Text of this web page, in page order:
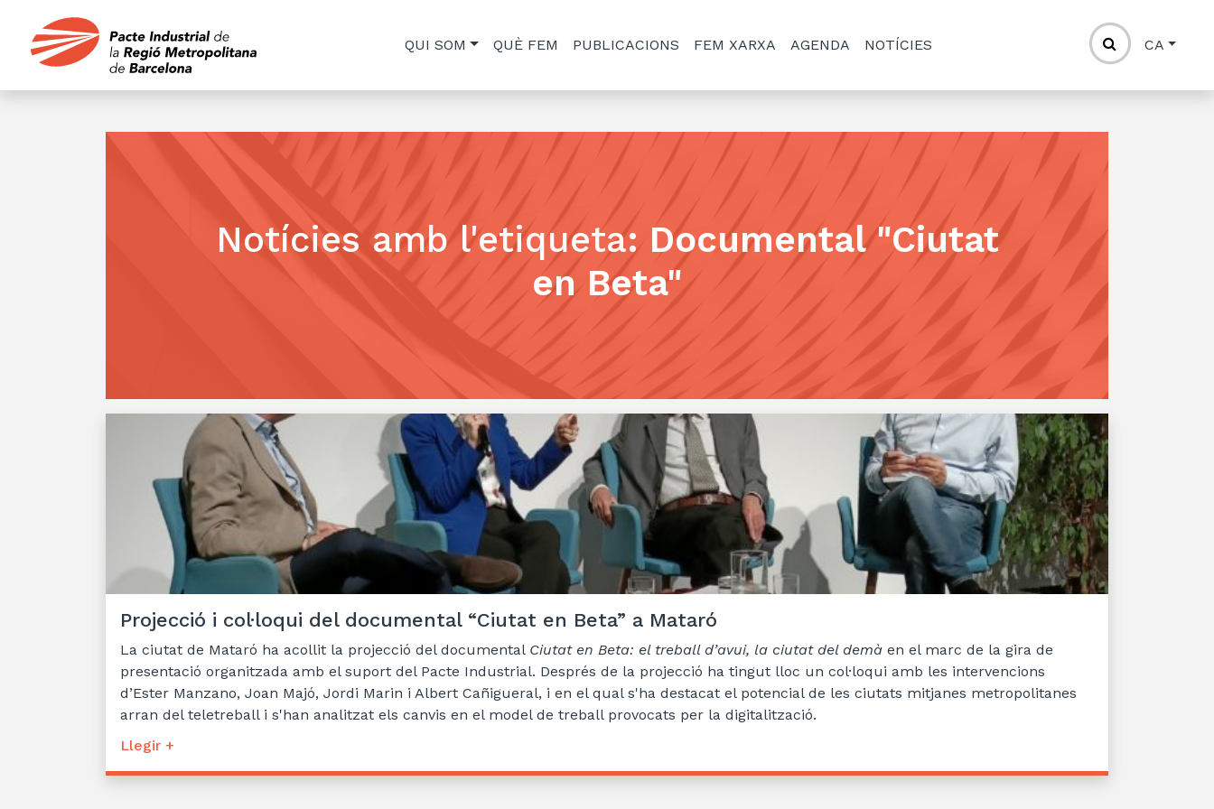
QUI SOM QUÈ FEM PUBLICACIONS FEM XARXA AGENDA NOTÍCIES CA
Notícies amb l'etiqueta: Documental "Ciutat
en Beta"
Projecció i col·loqui del documental “Ciutat en Beta” a Mataró
La ciutat de Mataró ha acollit la projecció del documental Ciutat en Beta: el treball d’avui, la ciutat del demà en el marc de la gira de
presentació organitzada amb el suport del Pacte Industrial. Després de la projecció ha tingut lloc un col·loqui amb les intervencions
d’Ester Manzano, Joan Majó, Jordi Marin i Albert Cañigueral, i en el qual s'ha destacat el potencial de les ciutats mitjanes metropolitanes
arran del teletreball i s'han analitzat els canvis en el model de treball provocats per la digitalització.
Llegir +